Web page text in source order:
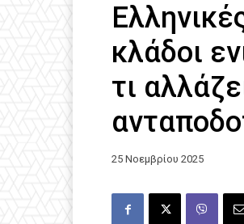
κλάδοι
τι
25 Νοεμβρίου 2025